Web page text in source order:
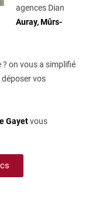
agences Dian
Auray, Mûrs-
on vous a simplifié
déposer vos
Gayetvous